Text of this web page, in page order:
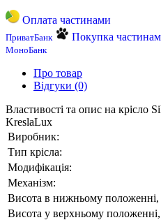
Оплата частинами
ПриватБанк Покупка
МоноБанк
Про товар
Відгуки (0)
Властивості та опис на крісло
KreslaLux
Виробник:
Тип крісла:
Модифікація:
Механізм:
Висота в нижньому положенні,
Висота у верхньому